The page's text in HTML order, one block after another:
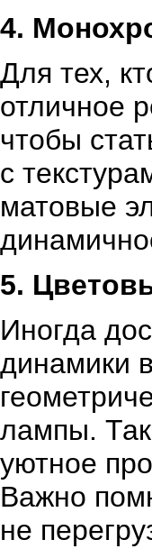
4.
Для тех,
отличное
чтобы
с
матовые
5.
Иногда
динамики
лампы.
уютное
Важно
не